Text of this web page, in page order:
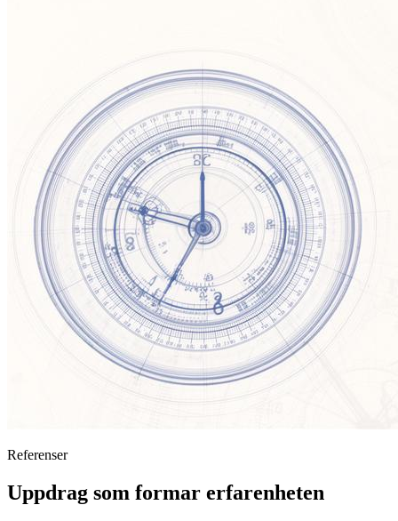
Referenser
Uppdrag som formar erfarenheten